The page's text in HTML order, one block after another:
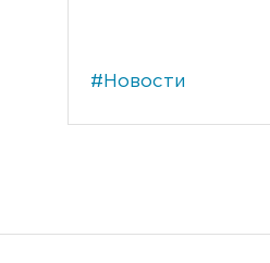
#Новости